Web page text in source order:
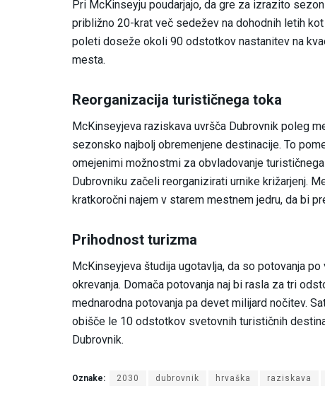
Pri McKinseyju poudarjajo, da gre za izrazito
približno 20-krat več sedežev na dohodnih letih
poleti doseže okoli 90 odstotkov nastanitev na
mesta.
Reorganizacija turističnega toka
McKinseyjeva raziskava uvršča Dubrovnik poleg
sezonsko najbolj obremenjene destinacije. To
omejenimi možnostmi za obvladovanje
Dubrovniku začeli reorganizirati urnike križarjenj.
kratkoročni najem v starem mestnem jedru, da bi
Prihodnost turizma
McKinseyjeva študija ugotavlja, da so potovanja
okrevanja. Domača potovanja naj bi rasla za tri
mednarodna potovanja pa devet milijard nočitev.
obišče le 10 odstotkov svetovnih turističnih
Dubrovnik.
Oznake: 2030 dubrovnik hrvaška raziskava